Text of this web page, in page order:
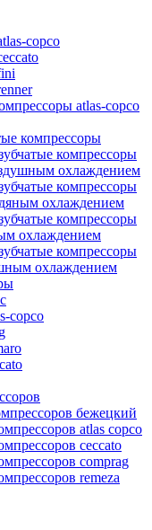
copco
atlas-copco
компрессоры
компрессоры
охлаждением
компрессоры
охлаждением
компрессоры
охлаждением
компрессоры
охлаждением
copco
бежецкий
atlas copco
ceccato
comprag
remeza